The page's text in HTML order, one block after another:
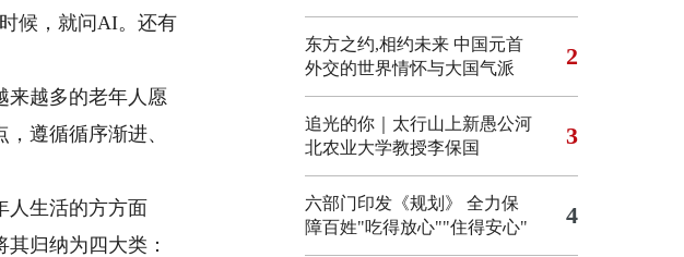
候，就问AI。还有
越多的老年人愿
遵循循序渐进、
生活的方方面
归纳为四大类：
东方之约,相约未来 中国元首
外交的世界情怀与大国气派
2
追光的你｜太行山上新愚公河
北农业大学教授李保国
3
六部门印发《规划》 全力保
障百姓"吃得放心""住得安心"
4